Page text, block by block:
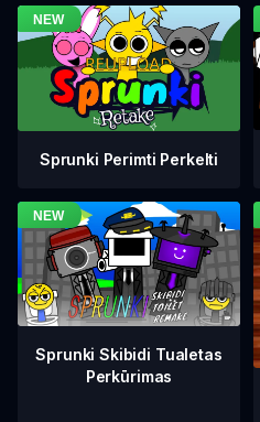
Sprunki Perimti Perkelti
Sprunki Skibidi Tualetas
Perkūrimas